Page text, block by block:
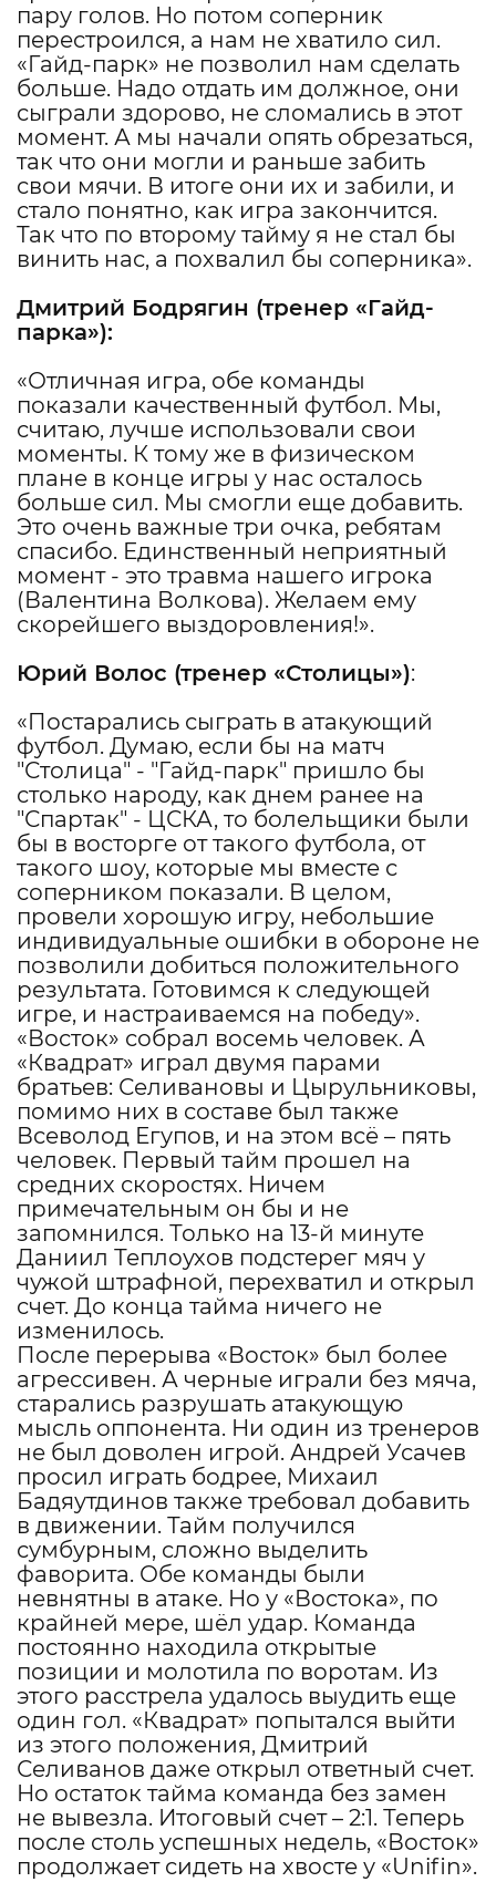
пару голов. Но потом соперник
перестроился, а нам не хватило сил.
«Гайд-парк» не позволил нам сделать
больше. Надо отдать им должное, они
сыграли здорово, не сломались в этот
момент. А мы начали опять обрезаться,
так что они могли и раньше забить
свои мячи. В итоге они их и забили, и
стало понятно, как игра закончится.
Так что по второму тайму я не стал бы
винить нас, а похвалил бы соперника».
Дмитрий Бодрягин (тренер «Гайд-
парка»):
«Отличная игра, обе команды
показали качественный футбол. Мы,
считаю, лучше использовали свои
моменты. К тому же в физическом
плане в конце игры у нас осталось
больше сил. Мы смогли еще добавить.
Это очень важные три очка, ребятам
спасибо. Единственный неприятный
момент - это травма нашего игрока
(Валентина Волкова). Желаем ему
скорейшего выздоровления!».
Юрий Волос (тренер «Столицы»):
«Постарались сыграть в атакующий
футбол. Думаю, если бы на матч
"Столица" - "Гайд-парк" пришло бы
столько народу, как днем ранее на
"Спартак" - ЦСКА, то болельщики были
бы в восторге от такого футбола, от
такого шоу, которые мы вместе с
соперником показали. В целом,
провели хорошую игру, небольшие
индивидуальные ошибки в обороне не
позволили добиться положительного
результата. Готовимся к следующей
игре, и настраиваемся на победу».
«Восток» собрал восемь человек. А
«Квадрат» играл двумя парами
братьев: Селивановы и Цырульниковы,
помимо них в составе был также
Всеволод Егупов, и на этом всё – пять
человек. Первый тайм прошел на
средних скоростях. Ничем
примечательным он бы и не
запомнился. Только на 13-й минуте
Даниил Теплоухов подстерег мяч у
чужой штрафной, перехватил и открыл
счет. До конца тайма ничего не
изменилось.
После перерыва «Восток» был более
агрессивен. А черные играли без мяча,
старались разрушать атакующую
мысль оппонента. Ни один из тренеров
не был доволен игрой. Андрей Усачев
просил играть бодрее, Михаил
Бадяутдинов также требовал добавить
в движении. Тайм получился
сумбурным, сложно выделить
фаворита. Обе команды были
невнятны в атаке. Но у «Востока», по
крайней мере, шёл удар. Команда
постоянно находила открытые
позиции и молотила по воротам. Из
этого расстрела удалось выудить еще
один гол. «Квадрат» попытался выйти
из этого положения, Дмитрий
Селиванов даже открыл ответный счет.
Но остаток тайма команда без замен
не вывезла. Итоговый счет – 2:1. Теперь
после столь успешных недель, «Восток»
продолжает сидеть на хвосте у «Unifin».